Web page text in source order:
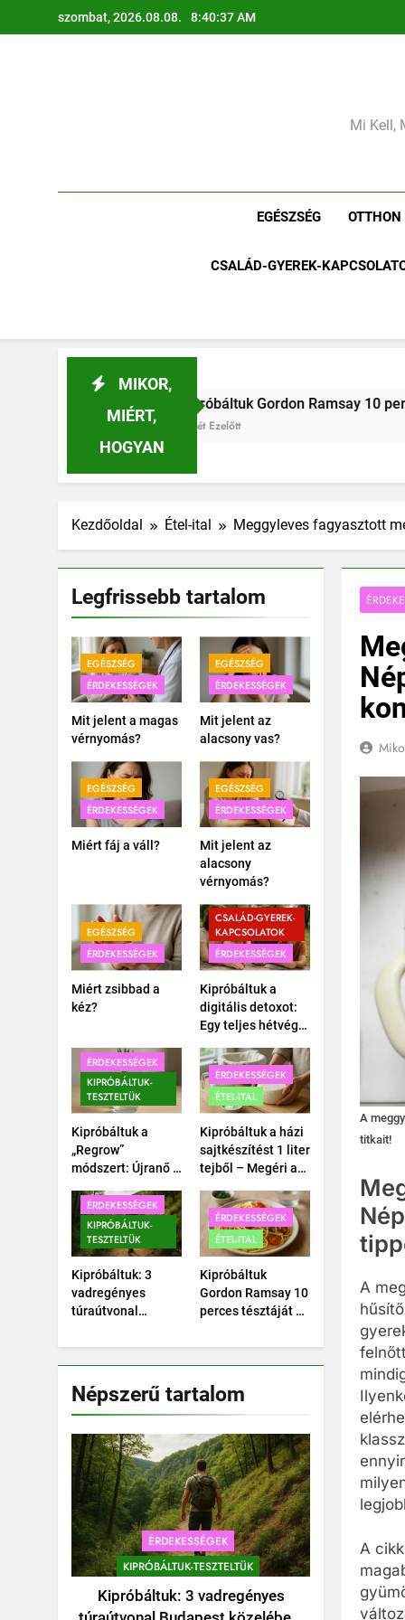
a
szombat, 2026.08.08. 8:40:42 AM
Mi Kell,
EGÉSZSÉG OTTHON
CSALÁD-GYEREK-
MIKOR,
MIÉRT,
HOGYAN
– Tényleg megvan 10 perc alatt? Mit jelent a
Kezdőoldal Étel-ital Meggyleves fagyasztott
Legfrissebb tartalom
EGÉSZSÉG
ÉRDEKESSÉGEK
Mit jelent a magas
vérnyomás?
EGÉSZSÉG
ÉRDEKESSÉGEK
Mit jelent az
alacsony vas?
EGÉSZSÉG
ÉRDEKESSÉGEK
Miért fáj a váll?
EGÉSZSÉG
ÉRDEKESSÉGEK
Mit jelent az
alacsony
vérnyomás?
EGÉSZSÉG
ÉRDEKESSÉGEK
Miért zsibbad a
kéz?
CSALÁD-GYEREK-
KAPCSOLATOK
ÉRDEKESSÉGEK
Kipróbáltuk a
digitális detoxot:
Egy teljes hétvége
a családdal.
ÉRDEKESSÉGEK
KIPRÓBÁLTUK-
TESZTELTÜK
Kipróbáltuk a
„Regrow”
módszert: Újranő a
egy pohár vízben?
ÉRDEKESSÉGEK
ÉTEL-ITAL
Kipróbáltuk a házi
sajtkészítést 1 liter
tejből – Megéri a
ÉRDEKESSÉGEK
KIPRÓBÁLTUK-
TESZTELTÜK
Kipróbáltuk: 3
vadregényes
túraútvonal
közelében, amihez
nem kell autó.
ÉRDEKESSÉGEK
ÉTEL-ITAL
Kipróbáltuk
Gordon Ramsay 10
perces tésztáját –
10 perc alatt?
Népszerű tartalom
ÉRDEKESSÉGEK
KIPRÓBÁLTUK-TESZTELTÜK
Kipróbáltuk: 3 vadregényes
A
titkait!
A
A